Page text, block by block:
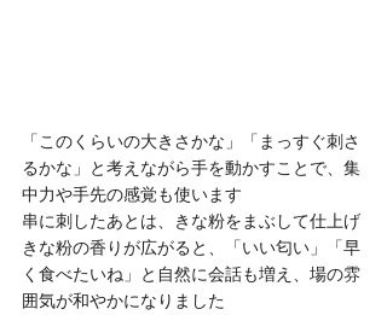
「このくらいの大きさかな」「まっすぐ刺さ
るかな」と考えながら手を動かすことで、集
中力や手先の感覚も使います
串に刺したあとは、きな粉をまぶして仕上げ
きな粉の香りが広がると、「いい匂い」「早
く食べたいね」と自然に会話も増え、場の雰
囲気が和やかになりました